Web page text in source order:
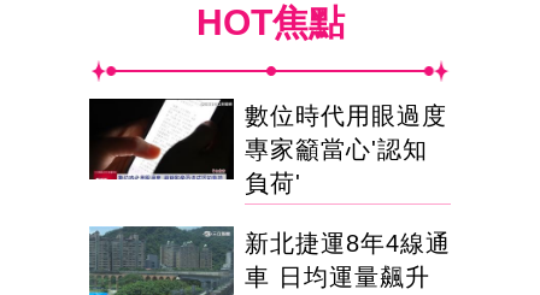
HOT焦點
數位時代用眼過度
專家籲當心'認知
負荷'
新北捷運8年4線通
車 日均運量飆升